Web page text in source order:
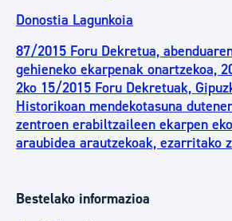
Donostia Lagunkoia
87/2015 Foru Dekretua,
gehieneko ekarpenak onartzekoa,
2ko 15/2015 Foru Dekretuak,
Historikoan mendekotasuna
zentroen erabiltzaileen ekarpen
araubidea arautzekoak, ezarritako
Bestelako informazioa